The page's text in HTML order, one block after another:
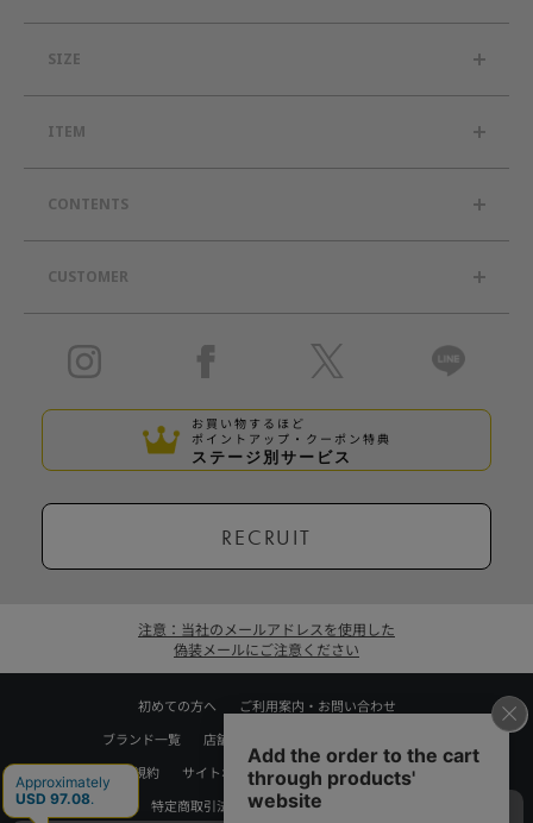
SIZE
ITEM
CONTENTS
CUSTOMER
お買い物するほど
ポイントアップ・クーポン特典
ステージ別サービス
RECRUIT
注意：当社のメールアドレスを使用した
偽装メールにご注意ください
初めての方へ
ご利用案内・お問い合わせ
ブランド一覧
店舗検索
利用規約
サイトポリシー
プライバシーポリシー
特定商取引法に基づく表記